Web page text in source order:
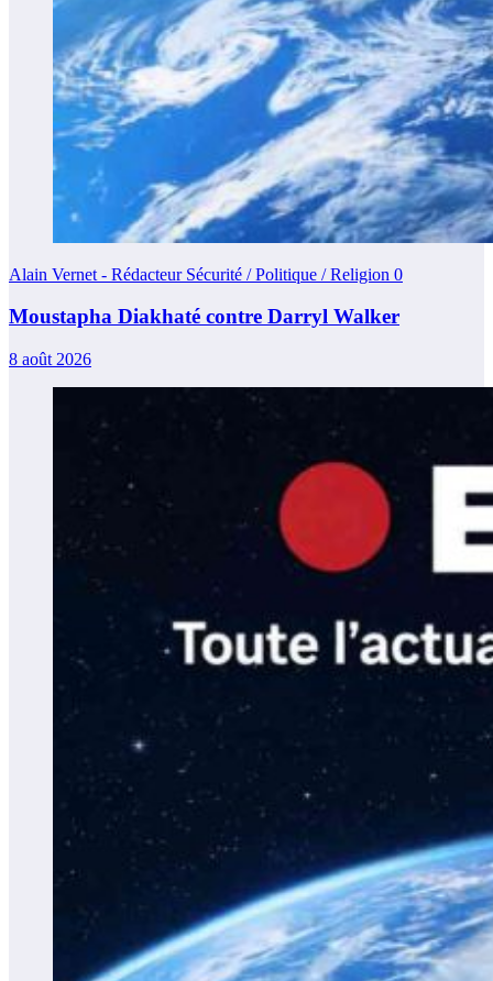
Alain Vernet - Rédacteur Sécurité / Politique / Religion 0
Moustapha Diakhaté contre Darryl Walker
8 août 2026